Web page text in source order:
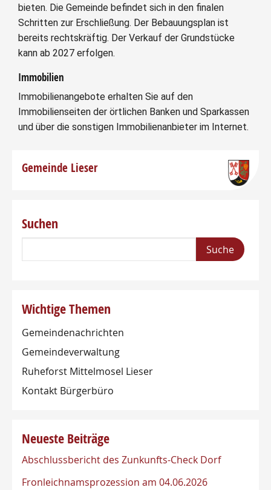
bieten. Die Gemeinde befindet sich in den finalen
Schritten zur Erschließung. Der Bebauungsplan ist
bereits rechtskräftig. Der Verkauf der Grundstücke
kann ab 2027 erfolgen.
Immobilien
Immobilienangebote erhalten Sie auf den
Immobilienseiten der örtlichen Banken und Sparkassen
und über die sonstigen Immobilienanbieter im Internet.
Gemeinde Lieser
Suchen
Wichtige Themen
Gemeindenachrichten
Gemeindeverwaltung
Ruheforst Mittelmosel Lieser
Kontakt Bürgerbüro
Neueste Beiträge
Abschlussbericht des Zunkunfts-Check Dorf
Fronleichnamsprozession am 04.06.2026